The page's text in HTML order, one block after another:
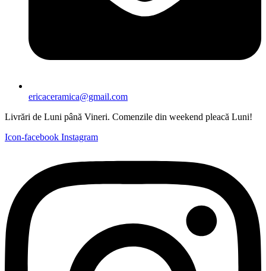
ericaceramica@gmail.com
Livrări de Luni până Vineri. Comenzile din weekend pleacă Luni!
Icon-facebook Instagram